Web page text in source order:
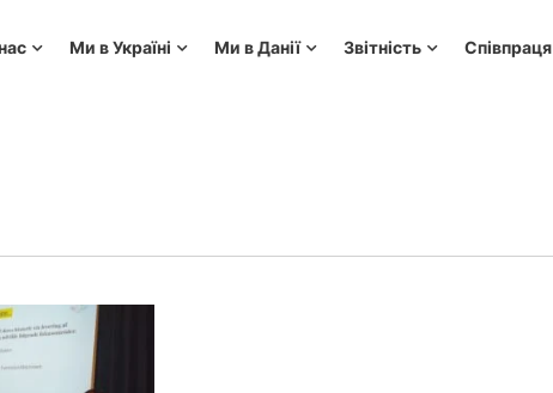
Ми в Україні Ми в Данії Звітність Співпраця